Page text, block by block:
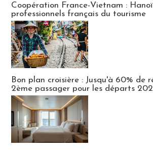
Coopération France-Vietnam :
professionnels français du tourisme
Bon plan croisière : Jusqu'à 60% de
2ème passager pour les départs